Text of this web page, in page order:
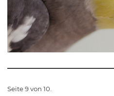
Seite 9 von 10.